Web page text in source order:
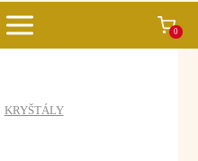
0
KRYŠTÁLY